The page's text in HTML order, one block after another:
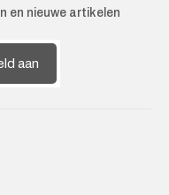
en nieuwe artikelen
aan